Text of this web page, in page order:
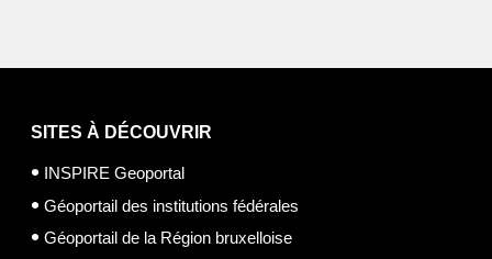
SITES À DÉCOUVRIR
INSPIRE Geoportal
Géoportail des institutions fédérales
Géoportail de la Région bruxelloise